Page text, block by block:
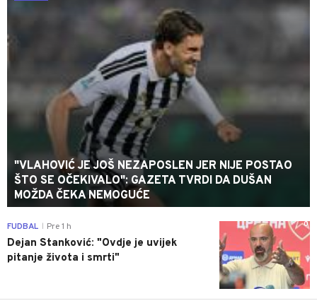
"VLAHOVIĆ JE JOŠ NEZAPOSLEN JER NIJE POSTAO
ŠTO SE OČEKIVALO": GAZETA TVRDI DA DUŠAN
MOŽDA ČEKA NEMOGUĆE
0
FUDBAL Pre 1 h
Dejan Stanković: "Ovdje je uvijek
pitanje života i smrti"